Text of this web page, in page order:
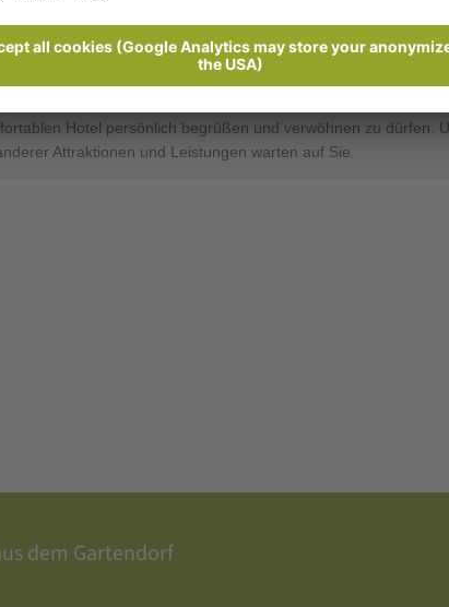
Anfrage senden
Ihnen einen einzigartigen Blick auf die Kurstadt Meran und
Hotel persönlich begrüßen und verwöhnen zu dürfen.
Attraktionen und Leistungen warten auf Sie.
dem Gartendorf